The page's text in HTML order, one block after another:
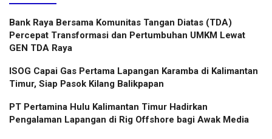
Bank Raya Bersama Komunitas Tangan Diatas (TDA)
Percepat Transformasi dan Pertumbuhan UMKM Lewat
GEN TDA Raya
ISOG Capai Gas Pertama Lapangan Karamba di Kalimantan
Timur, Siap Pasok Kilang Balikpapan
PT Pertamina Hulu Kalimantan Timur Hadirkan
Pengalaman Lapangan di Rig Offshore bagi Awak Media